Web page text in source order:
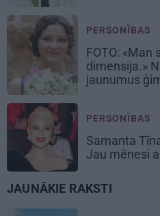
PERSONĪBAS
FOTO: «Man
dimensija.»
jaunumus
PERSONĪBAS
Samanta
Jau mēnesi
JAUNĀKIE RAKSTI